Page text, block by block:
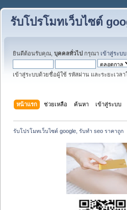
รับโปรโมทเว็บไซต์
ยินดีต้อนรับคุณ, บุคคลทั่วไป กรุณา เข้าสู่ระบบ
เข้าสู่ระบบด้วยชื่อผู้ใช้ รหัสผ่าน และระยะเวล
หน้าแรก ช่วยเหลือ ค้นหา เข้าสู่ระบบ
รับโปรโมทเว็บไซต์ google, รับทำ seo ราคาถูก